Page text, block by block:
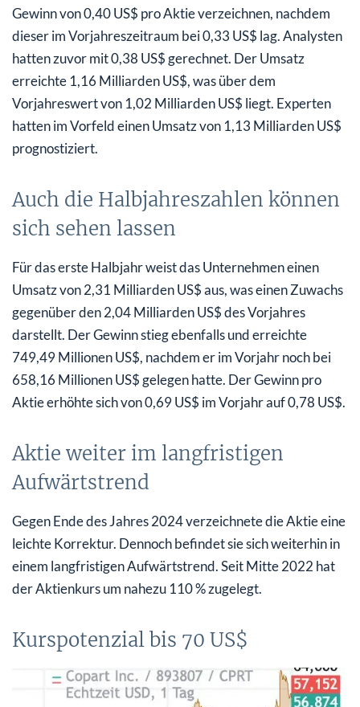
Gewinn von 0,40 US$ pro Aktie verzeichnen, nachdem
dieser im Vorjahreszeitraum bei 0,33 US$ lag. Analysten
hatten zuvor mit 0,38 US$ gerechnet. Der Umsatz
erreichte 1,16 Milliarden US$, was über dem
Vorjahreswert von 1,02 Milliarden US$ liegt. Experten
hatten im Vorfeld einen Umsatz von 1,13 Milliarden US$
prognostiziert.
Auch die Halbjahreszahlen können
sich sehen lassen
Für das erste Halbjahr weist das Unternehmen einen
Umsatz von 2,31 Milliarden US$ aus, was einen Zuwachs
gegenüber den 2,04 Milliarden US$ des Vorjahres
darstellt. Der Gewinn stieg ebenfalls und erreichte
749,49 Millionen US$, nachdem er im Vorjahr noch bei
658,16 Millionen US$ gelegen hatte. Der Gewinn pro
Aktie erhöhte sich von 0,69 US$ im Vorjahr auf 0,78 US$.
Aktie weiter im langfristigen
Aufwärtstrend
Gegen Ende des Jahres 2024 verzeichnete die Aktie eine
leichte Korrektur. Dennoch befindet sie sich weiterhin in
einem langfristigen Aufwärtstrend. Seit Mitte 2022 hat
der Aktienkurs um nahezu 110 % zugelegt.
Kurspotenzial bis 70 US$